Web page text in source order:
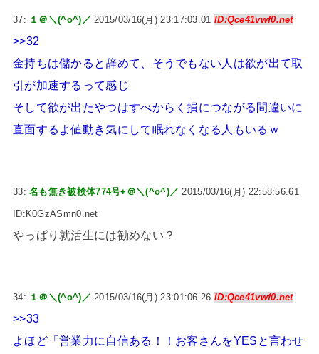
37: １＠＼(^o^)／ 2015/03/16(月) 23:17:03.01 ID:Qce41vwf0.net
>>32
金持ちは儲かると辞めて、そうでもない人は欲が出て取
引が加速するって感じ
そして欲が出たやつはすべからく損につながる間違いに
直面するよ値動き気にして眠れなくなる人もいるｗ
33:名も無き被検体774号+＠＼(^o^)／ 2015/03/16(月) 22:58:56.61
ID:K0GzASmn0.net
やっぱり就活生には勧めない？
34: １＠＼(^o^)／ 2015/03/16(月) 23:01:06.26 ID:Qce41vwf0.net
>>33
よほど「営業力に自信ある！！お客さんをYESと言わせ